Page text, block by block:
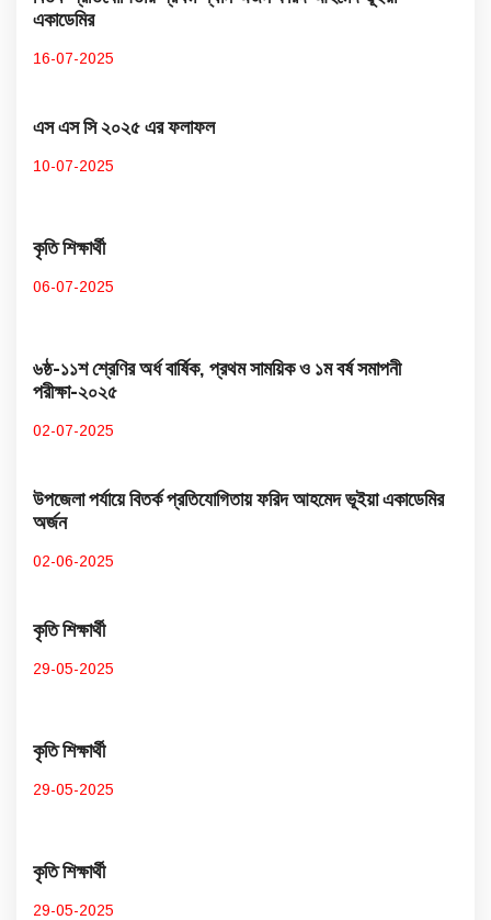
একাডেমির
16-07-2025
এস এস সি ২০২৫ এর ফলাফল
10-07-2025
কৃতি শিক্ষার্থী
06-07-2025
৬ষ্ঠ-১১শ শ্রেণির অর্ধ বার্ষিক, প্রথম সাময়িক ও ১ম বর্ষ সমাপনী
পরীক্ষা-২০২৫
02-07-2025
উপজেলা পর্যায়ে বিতর্ক প্রতিযোগিতায় ফরিদ আহমেদ ভূইয়া একাডেমির
অর্জন
02-06-2025
কৃতি শিক্ষার্থী
29-05-2025
কৃতি শিক্ষার্থী
29-05-2025
কৃতি শিক্ষার্থী
29-05-2025